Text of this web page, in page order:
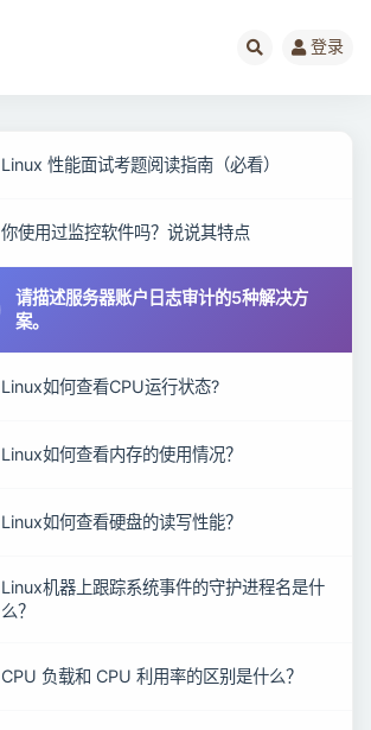
登录
Linux 性能面试考题阅读指南（必看）
你使用过监控软件吗？说说其特点
请描述服务器账户日志审计的5种解决方
案。
Linux如何查看CPU运行状态?
Linux如何查看内存的使用情况？
Linux如何查看硬盘的读写性能？
Linux机器上跟踪系统事件的守护进程名是什
么？
CPU 负载和 CPU 利用率的区别是什么？